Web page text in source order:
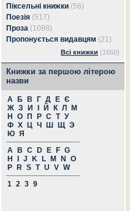
Піксельні книжки (56)
Поезія (517)
Проза (1098)
Пропонується видавцям (21)
Всі книжки (1660)
Книжки за першою літерою
назви
А Б В Г Д Е Є
Ж З И Й К Л
М
Н
О П Р С Т У
Ф Х Ц Ч Ш Щ Э
Ю Я
A
B C D E F G
H
J K L M N
O
P
R S T U V W
1 2 3 9